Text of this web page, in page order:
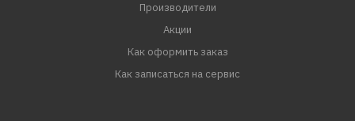
Производители
Акции
Как оформить заказ
Как записаться на сервис